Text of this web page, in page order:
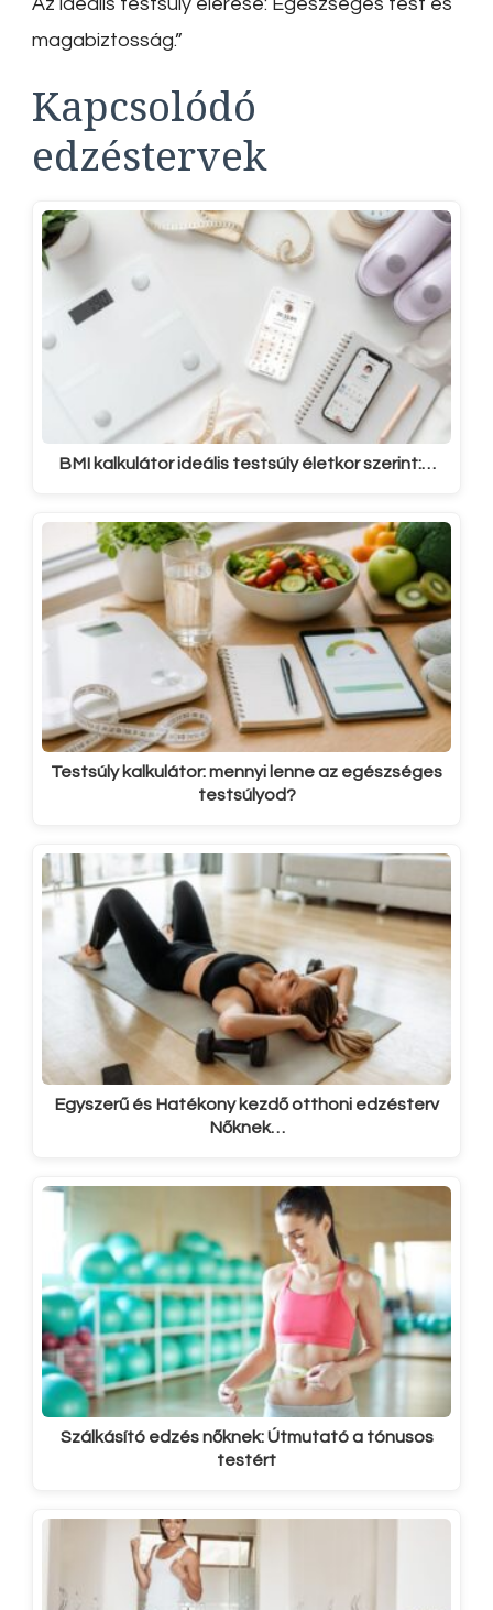
magabiztosság.”
Kapcsolódó
edzéstervek
BMI kalkulátor ideális testsúly életkor szerint:…
Testsúly kalkulátor: mennyi lenne az egészséges
testsúlyod?
Egyszerű és Hatékony kezdő otthoni edzésterv
Nőknek…
Szálkásító edzés nőknek: Útmutató a tónusos
testért